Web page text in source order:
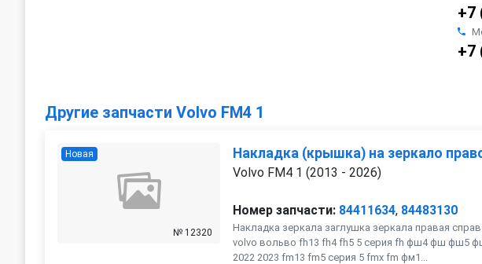
+7
+7
Другие запчасти Volvo FM4 1
Новая
№ 12320
Накладка (крышка) на зеркало
Volvo FM4 1 (2013 - 2026)
Номер запчасти: 84411634, 84483130
Накладка зеркала заглушка зеркала правая
volvo вольво fh13 fh4 fh5 5 серия fh фш4 фш фш5
2022 2023 fm13 fm5 серия 5 fmx fm фм1...